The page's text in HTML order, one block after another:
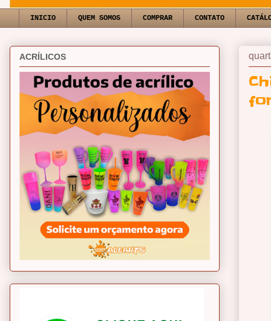
INICIO QUEM SOMOS COMPRAR CONTATO
ACRÍLICOS